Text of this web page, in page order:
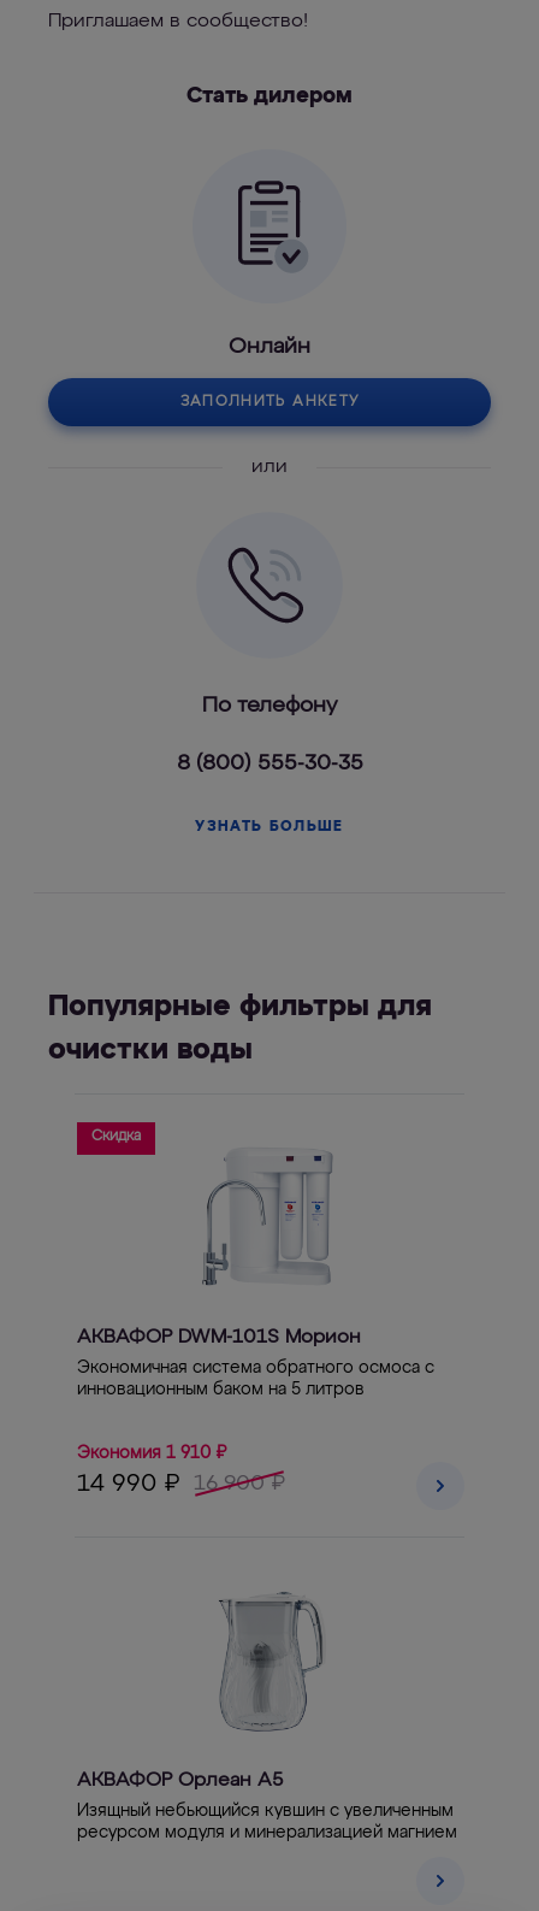
Приглашаем в сообщество!
Стать дилером
Онлайн
ЗАПОЛНИТЬ АНКЕТУ
или
По телефону
8 (800) 555-30-35
УЗНАТЬ БОЛЬШЕ
Популярные фильтры для
очистки воды
Скидка
АКВАФОР DWM-101S Морион
Экономичная система обратного осмоса с
инновационным баком на 5 литров
Экономия 1 910 ₽
14 990 ₽ 16 900 ₽
АКВАФОР Орлеан А5
Изящный небьющийся кувшин с увеличенным
ресурсом модуля и минерализацией магнием